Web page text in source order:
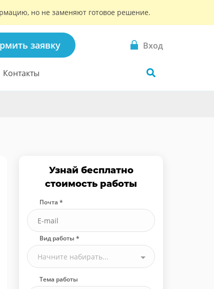
но не заменяют готовое решение.
заявку Вход
Контакты
Узнай бесплатно
стоимость работы
Почта *
Вид работы *
Начните набирать...
Тема работы